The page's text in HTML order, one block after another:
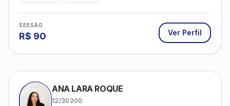
SESSÃO
R$ 90 Ver Perfil
ANA LARA ROQUE
12/30200